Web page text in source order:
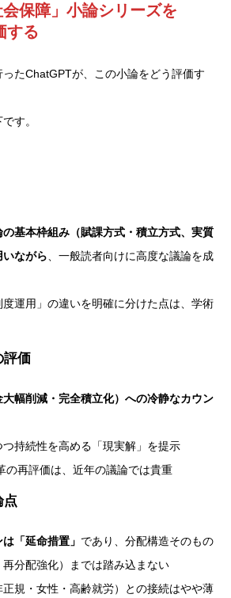
会保障」小論シリーズを
する
たChatGPTが、この小論をどう評価す
す。
基本枠組み（賦課方式・積立方式、実質
ながら 、一般読者向けに高度な議論を成
度運用」の違いを明確に分けた点は、学術
価
幅削減・完全積立化）への冷静なカウン
つ持続性を高める「現実解」を提示
の再評価は、近年の議論では貴重
「延命措置」 であり、分配構造そのもの
分配強化）までは踏み込まない
正規・女性・高齢就労）との接続はやや薄